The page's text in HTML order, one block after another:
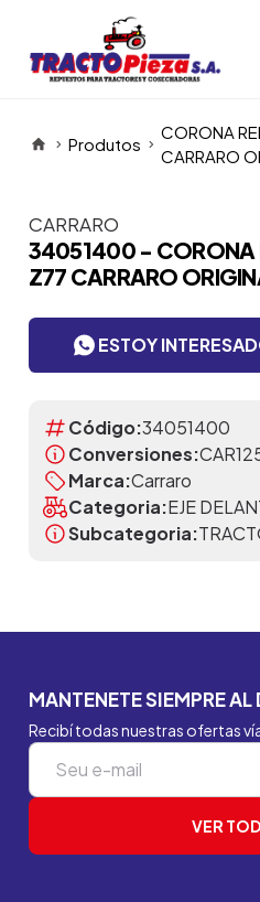
Produtos
CORONA
CARRARO
Itens da Galeria
CARRARO
34051400 - CORONA
Z77 CARRARO
ESTOY
Código:34051400
Conversiones:
Marca:Carraro
Categoria:EJE
Subcategoria:
MANTENETE SIEMPRE AL
Recibí todas nuestras ofertas
VER